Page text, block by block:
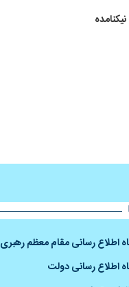
اطلاع رسانی مقام معظم رهبری
اطلاع رسانی دولت